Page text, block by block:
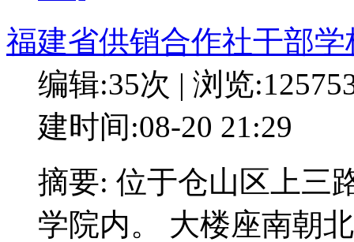
福建省供销合作社干部学
编辑:35次 | 浏览
建时间:08-20 21:29
摘要: 位于仓山区上三
学院内。 大楼座南朝